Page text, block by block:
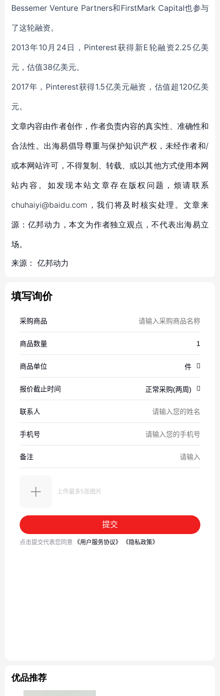
Bessemer Venture Partners和FirstMark Capital也参与
了这轮融资。
2013年10月24日，Pinterest获得新E轮融资2.25亿美
元，估值38亿美元。
2017年，Pinterest获得1.5亿美元融资，估值超120亿美
元。
文章内容由作者创作，作者负责内容的真实性、准确性和
合法性。出海易倡导尊重与保护知识产权，未经作者和/
或本网站许可，不得复制、转载、或以其他方式使用本网
站内容。如发现本站文章存在版权问题，烦请联系
chuhaiyi@baidu.com，我们将及时核实处理。文章来
源：亿邦动力，本文为作者独立观点，不代表出海易立
场。
来源： 亿邦动力
填写询价
优品推荐